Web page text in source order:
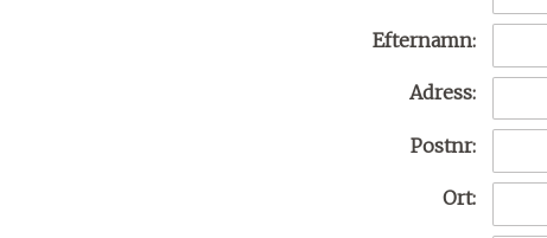
Efternamn:
Adress:
Postnr:
Ort: